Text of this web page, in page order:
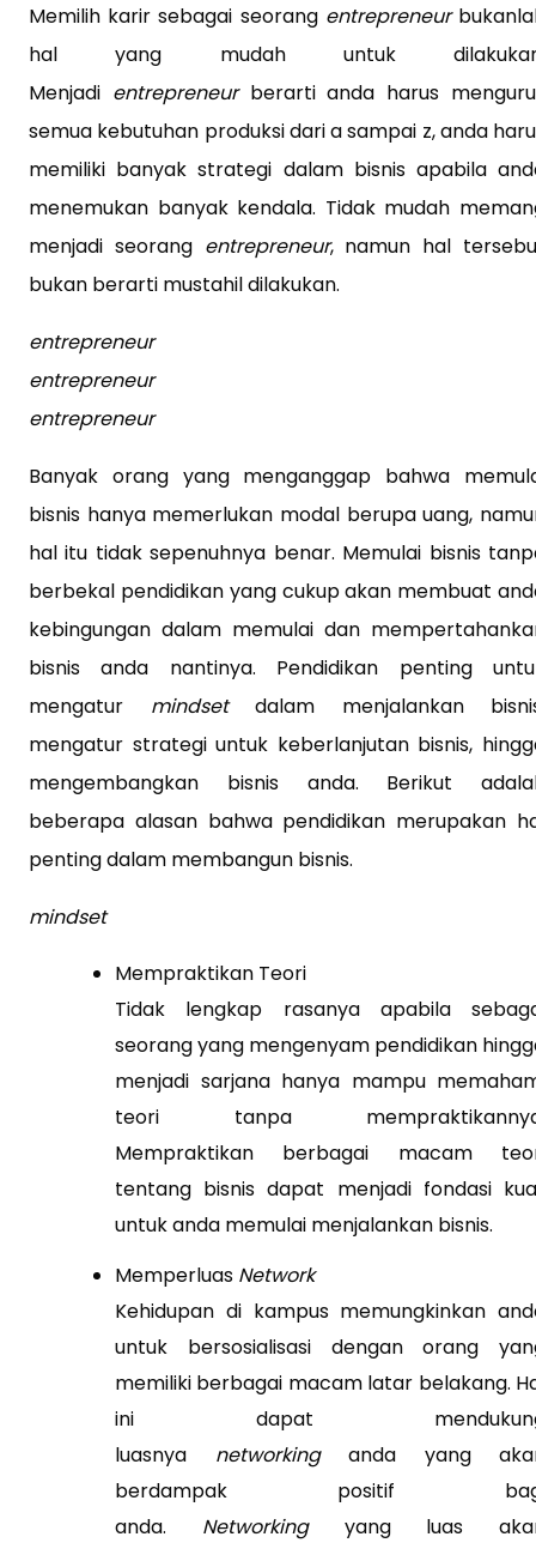
Memilih karir sebagai seorang entrepreneur
hal yang mudah untuk
Menjadi entrepreneur berarti anda harus
semua kebutuhan produksi dari a sampai z, anda
memiliki banyak strategi dalam bisnis apabila
menemukan banyak kendala. Tidak mudah
menjadi seorang entrepreneur, namun hal
bukan berarti mustahil dilakukan.
entrepreneur
entrepreneur
entrepreneur
Banyak orang yang menganggap bahwa
bisnis hanya memerlukan modal berupa uang,
hal itu tidak sepenuhnya benar. Memulai bisnis
berbekal pendidikan yang cukup akan membuat
kebingungan dalam memulai dan
bisnis anda nantinya. Pendidikan penting
mengatur mindset dalam menjalankan
mengatur strategi untuk keberlanjutan bisnis,
mengembangkan bisnis anda. Berikut
beberapa alasan bahwa pendidikan merupakan
penting dalam membangun bisnis.
mindset
Mempraktikan Teori
Tidak lengkap rasanya apabila
seorang yang mengenyam pendidikan
menjadi sarjana hanya mampu
teori tanpa
Mempraktikan berbagai macam
tentang bisnis dapat menjadi fondasi
untuk anda memulai menjalankan bisnis.
Memperluas Network
Kehidupan di kampus memungkinkan
untuk bersosialisasi dengan orang
memiliki berbagai macam latar belakang.
ini dapat
luasnya networking anda yang
berdampak positif
anda. Networking yang luas